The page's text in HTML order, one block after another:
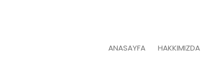
ANASAYFA HAKKIMIZDA